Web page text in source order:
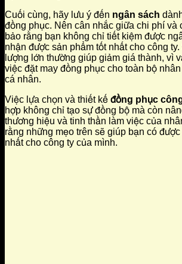
Cuối cùng, hãy lưu ý đến ngân sách
đồng phục. Nên cân nhắc giữa chi phí và
bảo rằng bạn không chỉ tiết kiệm được
nhận được sản phẩm tốt nhất cho công
lượng lớn thường giúp giảm giá thành, vì
việc đặt may đồng phục cho toàn bộ
cá nhân.
Việc lựa chọn và thiết kế đồng phục
hợp không chỉ tạo sự đồng bộ mà còn
thương hiệu và tinh thần làm việc của
rằng những mẹo trên sẽ giúp bạn có
nhất cho công ty của mình.